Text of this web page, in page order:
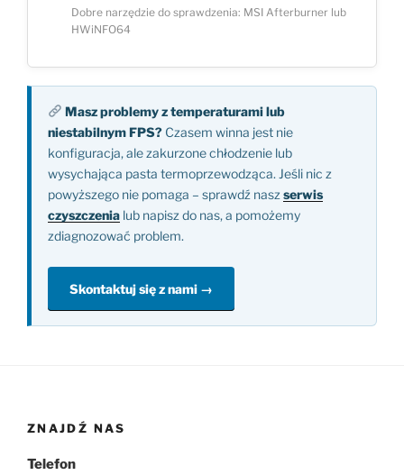
Dobre narzędzie do sprawdzenia: MSI Afterburner lub
HWiNFO64
Masz problemy z temperaturami lub
niestabilnym FPS? Czasem winna jest nie
konfiguracja, ale zakurzone chłodzenie lub
wysychająca pasta termoprzewodząca. Jeśli nic z
powyższego nie pomaga – sprawdź nasz serwis
czyszczenia lub napisz do nas, a pomożemy
zdiagnozować problem.
Skontaktuj się z nami →
ZNAJDŹ NAS
Telefon